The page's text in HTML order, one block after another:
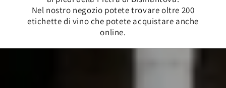
Nel nostro negozio potete trovare oltre 200
etichette di vino che potete acquistare anche
online.